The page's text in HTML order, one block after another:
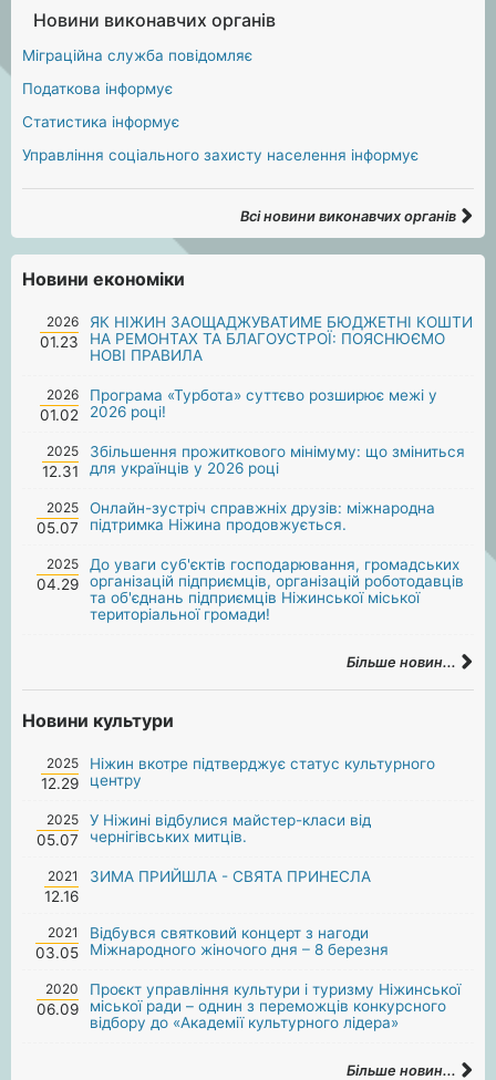
Новини виконавчих органів
Міграційна служба повідомляє
Податкова інформує
Статистика інформує
Управління соціального захисту населення інформує
Всі новини виконавчих органів
Новини економіки
2026
01.23
ЯК НІЖИН ЗАОЩАДЖУВАТИМЕ БЮДЖЕТНІ КОШТИ
НА РЕМОНТАХ ТА БЛАГОУСТРОЇ: ПОЯСНЮЄМО
НОВІ ПРАВИЛА
2026
01.02
Програма «Турбота» суттєво розширює межі у
2026 році!
2025
12.31
Збільшення прожиткового мінімуму: що зміниться
для українців у 2026 році
2025
05.07
Онлайн-зустріч справжніх друзів: міжнародна
підтримка Ніжина продовжується.
2025
04.29
До уваги суб'єктів господарювання, громадських
організацій підприємців, організацій роботодавців
та об'єднань підприємців Ніжинської міської
територіальної громади!
Більше новин...
Новини культури
2025
12.29
Ніжин вкотре підтверджує статус культурного
центру
2025
05.07
У Ніжині відбулися майстер-класи від
чернігівських митців.
2021
12.16
ЗИМА ПРИЙШЛА - СВЯТА ПРИНЕСЛА
2021
03.05
Відбувся святковий концерт з нагоди
Міжнародного жіночого дня – 8 березня
2020
06.09
Проєкт управління культури і туризму Ніжинської
міської ради – однин з переможців конкурсного
відбору до «Академії культурного лідера»
Більше новин...